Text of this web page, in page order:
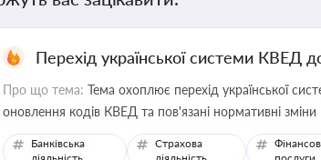
Перехід української системи КВЕД
Про що тема: Тема охоплює перехід української
оновлення кодів КВЕД та пов'язані нормативні зміни
Банківська
Страхова